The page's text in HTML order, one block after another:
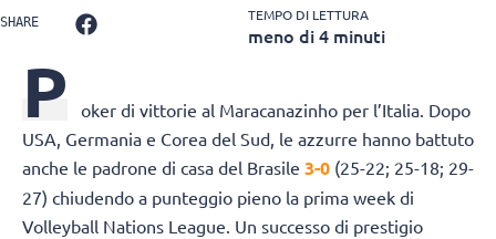
SHARE TEMPO DI LETTURA
meno di 4 minuti
P
oker di vittorie al Maracanazinho per l’Italia. Dopo
USA, Germania e Corea del Sud, le azzurre hanno battuto
anche le padrone di casa del Brasile 3-0 (25-22; 25-18; 29-
27) chiudendo a punteggio pieno la prima week di
Volleyball Nations League. Un successo di prestigio